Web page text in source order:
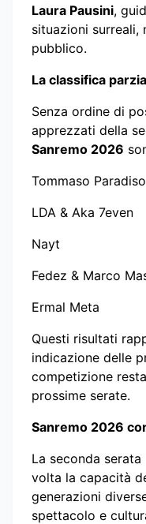
Laura Pausini,
situazioni
pubblico.
La classifica
Senza ordine di
apprezzati della
Sanremo 2026
Tommaso Paradiso
LDA & Aka 7even
Nayt
Fedez & Marco
Ermal Meta
Questi risultati
indicazione delle
competizione
prossime serate.
Sanremo 2026
La seconda
volta la capacità
generazioni
spettacolo e